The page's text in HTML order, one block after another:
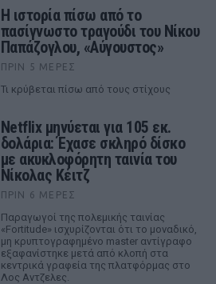
Η ιστορία πίσω από το
πασίγνωστο τραγούδι του Νίκου
Παπάζογλου, «Αύγουστος»
ΠΡΙΝ 5 ΜΈΡΕΣ
Τι κρύβεται πίσω από τους στίχους
Netflix μηνύεται για 105 εκ.
δολάρια: Έχασε σκληρό δίσκο
με ακυκλοφόρητη ταινία του
Νίκολας Κέιτζ
ΠΡΙΝ 6 ΜΈΡΕΣ
Παραγωγοί της πολεμικής ταινίας
«Fortitude» ισχυρίζονται ότι το μοναδικό,
μη κρυπτογραφημένο master αντίγραφο
εξαφανίστηκε μετά από κλοπή στα
κεντρικά γραφεία της πλατφόρμας στο
Λος Αντζελες.